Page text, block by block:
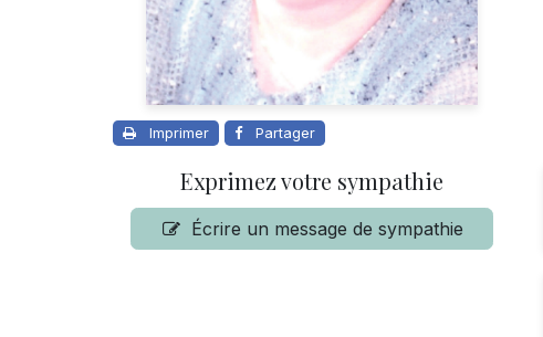
Imprimer Partager
Exprimez votre sympathie
Écrire un message de sympathie